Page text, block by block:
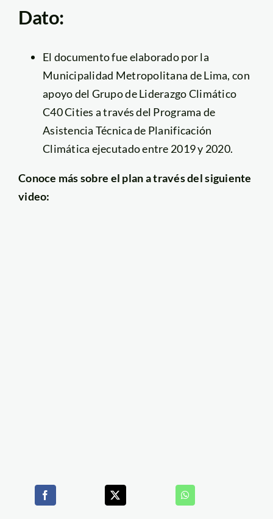
Dato:
El documento fue elaborado por la
Municipalidad Metropolitana de Lima, con
apoyo del Grupo de Liderazgo Climático
C40 Cities a través del Programa de
Asistencia Técnica de Planificación
Climática ejecutado entre 2019 y 2020.
Conoce más sobre el plan a través del siguiente
video: